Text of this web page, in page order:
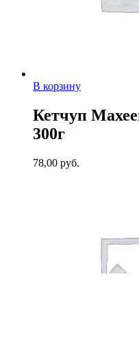
В корзину
Кетчуп
300г
78,00 руб.